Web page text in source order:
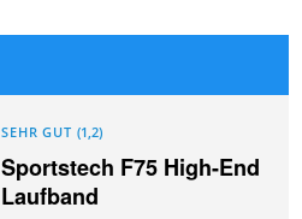
SEHR GUT (1,2)
Sportstech F75 High-End
Laufband